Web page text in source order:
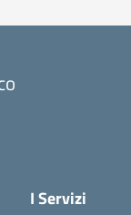
I Servizi